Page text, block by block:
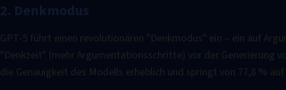
2. Denkmodus
GPT-5 führt einen revolutionären "Denkmodus" ein – ein auf
"Denkzeit" (mehr Argumentationsschritte) vor der Generierung
die Genauigkeit des Modells erheblich und springt von 77,8 % auf